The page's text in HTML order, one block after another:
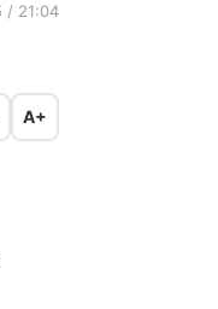
/ 21:04
A+